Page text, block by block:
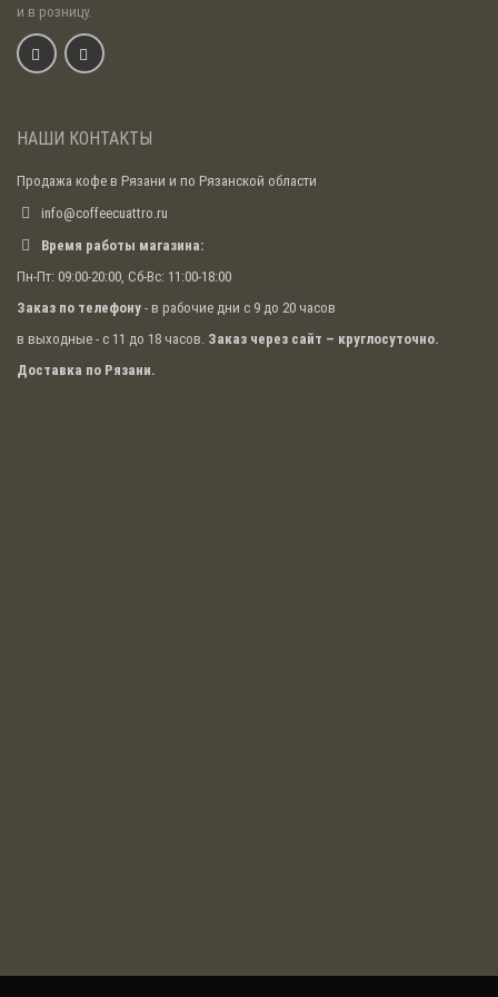
и в розницу.
НАШИ КОНТАКТЫ
Продажа кофе в Рязани и по Рязанской области
info@coffeecuattro.ru
Время работы магазина:
Пн-Пт: 09:00-20:00, Сб-Вс: 11:00-18:00
Заказ по телефону - в рабочие дни с 9 до 20 часов
в выходные - с 11 до 18 часов. Заказ через сайт – круглосуточно.
Доставка по Рязани.